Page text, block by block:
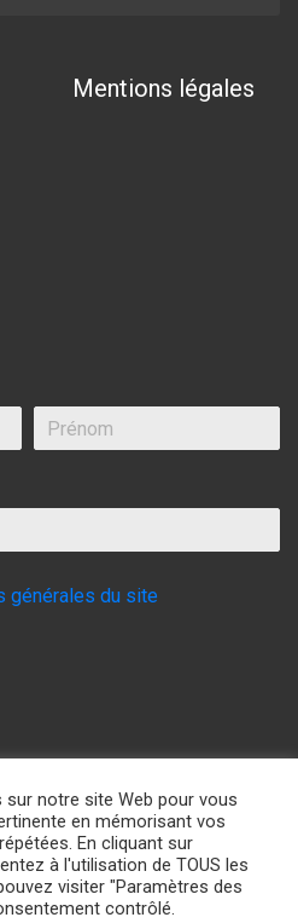
Mentions légales
générales du site
00 800 3428 0000
notre site Web pour vous
en mémorisant vos
En cliquant sur
à l'utilisation de TOUS les
visiter "Paramètres des
contrôlé.